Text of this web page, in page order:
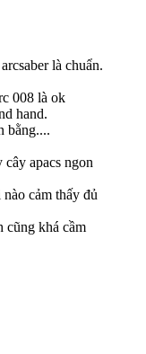
là chuẩn.
008 là ok
hand.
bằng....
apacs ngon
cảm thấy đủ
cũng khá cầm